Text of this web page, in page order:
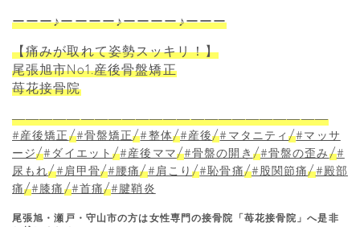
ーーー♪ーーーー♪ーーーー♪ーーー
【痛みが取れて姿勢スッキリ！】
尾張旭市No1.産後骨盤矯正
苺花接骨院
―――――――――――――――――――――――
#産後矯正/#骨盤矯正/#整体/#産後/#マタニティ/#マッサ
ージ/#ダイエット/#産後ママ/#骨盤の開き /#骨盤の歪み/#
尿もれ/#肩甲骨/#腰痛/#肩こり/#恥骨痛/#股関節痛/#殿部
痛/#膝痛/#首痛/#腱鞘炎
尾張旭・瀬戸・守山市の方は女性専門の接骨院「苺花接骨院」へ是非